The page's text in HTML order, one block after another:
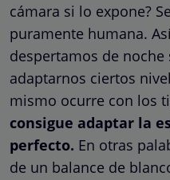
cámara si lo expone?
puramente humana.
despertamos de noche
adaptarnos ciertos
mismo ocurre con los
consigue adaptar la
perfecto. En otras
de un balance de